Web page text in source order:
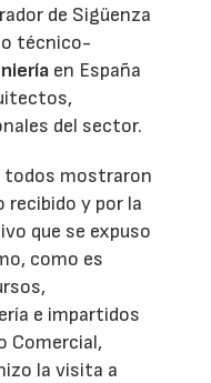
de Sigüenza
técnico-
en España
del sector.
todos mostraron
y por la
que se expuso
como es
e impartidos
Comercial,
la visita a